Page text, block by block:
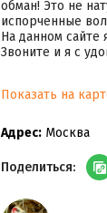
обман! Это не
испорченные
На данном сайте
Звоните и я с
Показать на
Адрес: Москва
Поделиться: